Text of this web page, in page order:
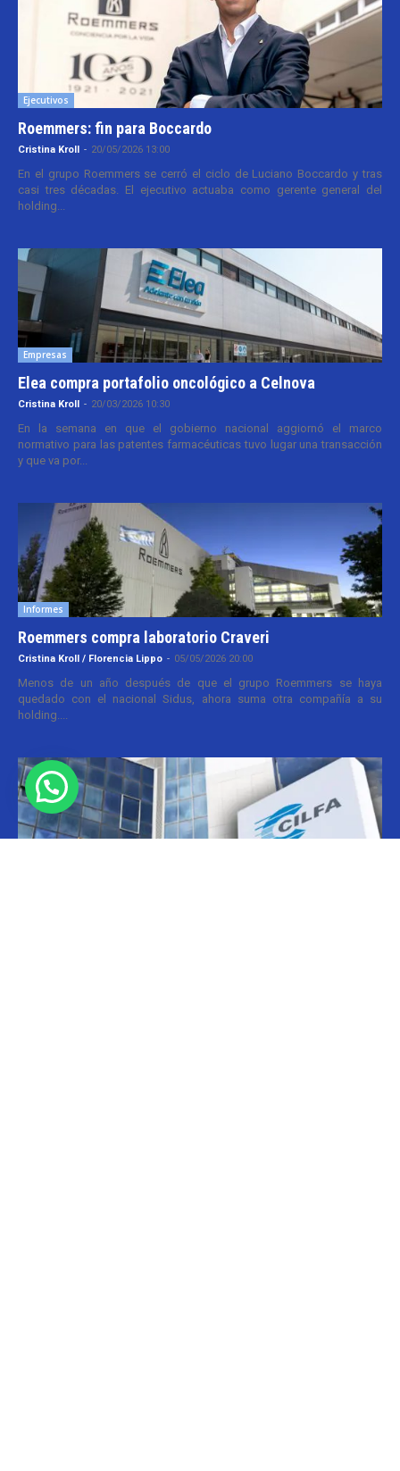
Ejecutivos
Roemmers: fin para Boccardo
Cristina Kroll - 20/05/2026 13:00
En el grupo Roemmers se cerró el ciclo de Luciano Boccardo y tras
casi tres décadas. El ejecutivo actuaba como gerente general del
holding...
Empresas
Elea compra portafolio oncológico a Celnova
Cristina Kroll - 20/03/2026 10:30
En la semana en que el gobierno nacional aggiornó el marco
normativo para las patentes farmacéuticas tuvo lugar una transacción
y que va por...
Informes
Roemmers compra laboratorio Craveri
Cristina Kroll / Florencia Lippo - 05/05/2026 20:00
Menos de un año después de que el grupo Roemmers se haya
quedado con el nacional Sidus, ahora suma otra compañía a su
holding....